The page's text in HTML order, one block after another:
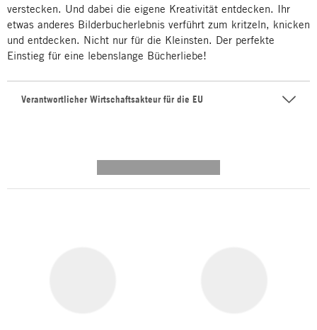
verstecken. Und dabei die eigene Kreativität entdecken. Ihr
etwas anderes Bilderbucherlebnis verführt zum kritzeln, knicken
und entdecken. Nicht nur für die Kleinsten. Der perfekte
Einstieg für eine lebenslange Bücherliebe!
Verantwortlicher Wirtschaftsakteur für die EU